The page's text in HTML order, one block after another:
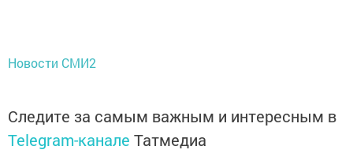
Новости СМИ2
Следите за самым важным и интересным в
Telegram-канале Татмедиа